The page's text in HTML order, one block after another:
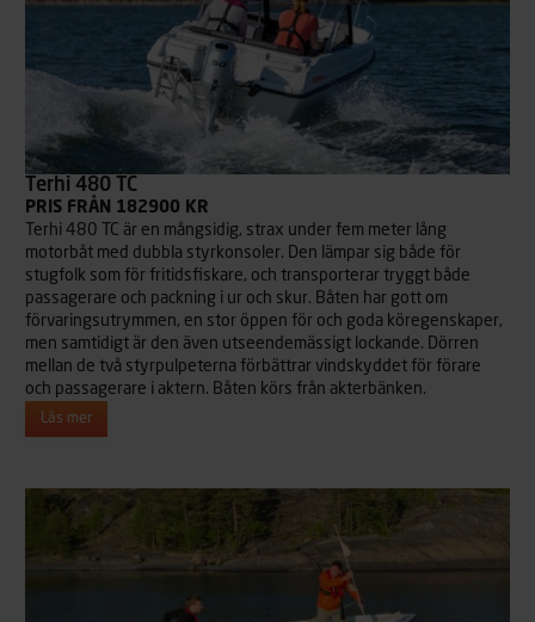
Terhi 480 TC
PRIS FRÅN 182900 KR
Terhi 480 TC är en mångsidig, strax under fem meter lång
motorbåt med dubbla styrkonsoler. Den lämpar sig både för
stugfolk som för fritidsfiskare, och transporterar tryggt både
passagerare och packning i ur och skur. Båten har gott om
förvaringsutrymmen, en stor öppen för och goda köregenskaper,
men samtidigt är den även utseendemässigt lockande. Dörren
mellan de två styrpulpeterna förbättrar vindskyddet för förare
och passagerare i aktern. Båten körs från akterbänken.
Läs mer